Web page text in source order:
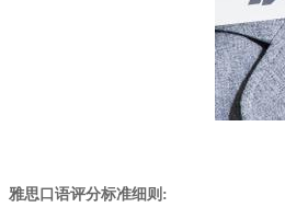
雅思口语评分标准细则: